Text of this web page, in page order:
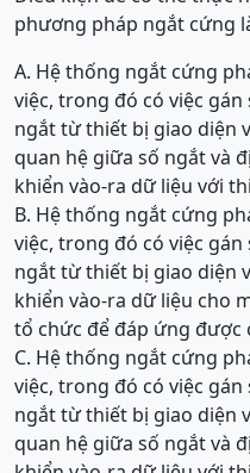
phương pháp ngắt cứng
A. Hệ thống ngắt cứng
việc, trong đó có việc
ngắt từ thiết bị giao diện
quan hệ giữa số ngắt và
khiển vào-ra dữ liệu với
B. Hệ thống ngắt cứng
việc, trong đó có việc
ngắt từ thiết bị giao diện
khiển vào-ra dữ liệu cho
tổ chức để đáp ứng được
C. Hệ thống ngắt cứng
việc, trong đó có việc
ngắt từ thiết bị giao diện
quan hệ giữa số ngắt và